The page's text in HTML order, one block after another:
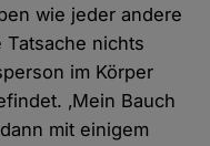
wie jeder andere
nichts
im Körper
‚Mein Bauch
mit einigem